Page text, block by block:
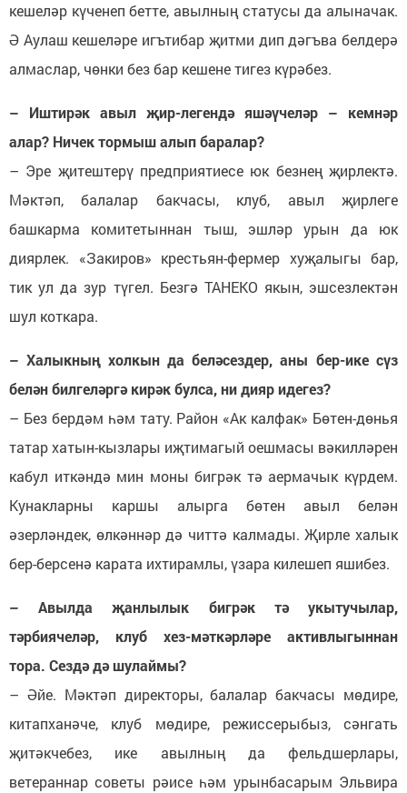
кешеләр күченеп бетте, авылның статусы да алыначак.
Ә Аулаш кешеләре игътибар җитми дип дәгъва белдерә
алмаслар, чөнки без бар кешене тигез күрәбез.
– Иштирәк авыл җир-легендә яшәүчеләр – кемнәр
алар? Ничек тормыш алып баралар?
– Эре җитештерү предприятиесе юк безнең җирлектә.
Мәктәп, балалар бакчасы, клуб, авыл җирлеге
башкарма комитетыннан тыш, эшләр урын да юк
диярлек. «Закиров» крестьян-фермер хуҗалыгы бар,
тик ул да зур түгел. Безгә ТАНЕКО якын, эшсезлектән
шул коткара.
– Халыкның холкын да беләсездер, аны бер-ике сүз
белән билгеләргә кирәк булса, ни дияр идегез?
– Без бердәм һәм тату. Район «Ак калфак» Бөтен-дөнья
татар хатын-кызлары иҗтимагый оешмасы вәкилләрен
кабул иткәндә мин моны бигрәк тә аермачык күрдем.
Кунакларны каршы алырга бөтен авыл белән
әзерләндек, өлкәннәр дә читтә калмады. Җирле халык
бер-берсенә карата ихтирамлы, үзара килешеп яшибез.
– Авылда җанлылык бигрәк тә укытучылар,
тәрбиячеләр, клуб хез-мәткәрләре активлыгыннан
тора. Сездә дә шулаймы?
– Әйе. Мәктәп директоры, балалар бакчасы мөдире,
китапханәче, клуб мөдире, режиссерыбыз, сәнгать
җитәкчебез, ике авылның да фельдшерлары,
ветераннар советы рәисе һәм урынбасарым Эльвира